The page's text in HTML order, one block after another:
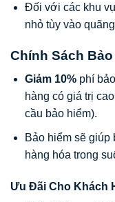
Đối với các khu
nhỏ tùy vào
Chính Sách
Giảm 10%phí
hàng có giá trị
cầu bảo hiểm).
Bảo hiểm sẽ giúp
hàng hóa trong
Ưu Đãi Cho Khách